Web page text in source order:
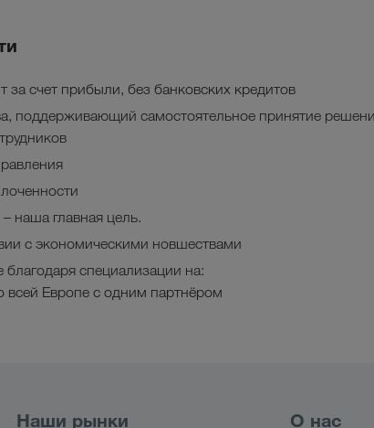
за счет прибыли, без банковских кредитов
поддерживающий самостоятельное принятие
наша главная цель.
с экономическими новшествами
специализации на:
всей Европе c одним партнёром
Наши рынки О нас